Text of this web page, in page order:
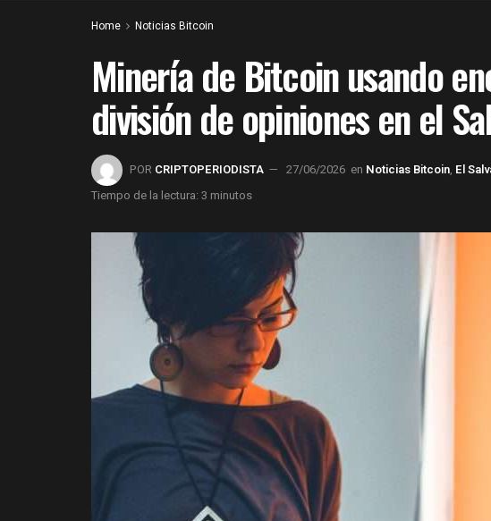
Home Noticias Bitcoin
Minería de Bitcoin usando
división de opiniones en el
POR CRIPTOPERIODISTA 27/06/2026 en Noticias Bitcoin, El
Tiempo de la lectura: 3 minutos